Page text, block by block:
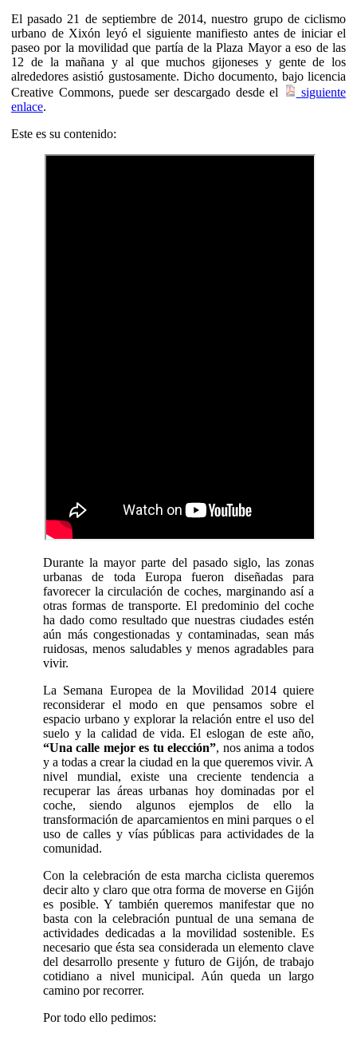
El pasado 21 de septiembre de 2014, nuestro grupo de ciclismo
urbano de Xixón leyó el siguiente manifiesto antes de iniciar el
paseo por la movilidad que partía de la Plaza Mayor a eso de las
12 de la mañana y al que muchos gijoneses y gente de los
alrededores asistió gustosamente. Dicho documento, bajo licencia
Creative Commons, puede ser descargado desde el
siguiente
enlace.
Este es su contenido:
Durante la mayor parte del pasado siglo, las zonas
urbanas de toda Europa fueron diseñadas para
favorecer la circulación de coches, marginando así a
otras formas de transporte. El predominio del coche
ha dado como resultado que nuestras ciudades estén
aún más congestionadas y contaminadas, sean más
ruidosas, menos saludables y menos agradables para
vivir.
La Semana Europea de la Movilidad 2014 quiere
reconsiderar el modo en que pensamos sobre el
espacio urbano y explorar la relación entre el uso del
suelo y la calidad de vida. El eslogan de este año,
“Una calle mejor es tu elección”, nos anima a todos
y a todas a crear la ciudad en la que queremos vivir. A
nivel mundial, existe una creciente tendencia a
recuperar las áreas urbanas hoy dominadas por el
coche, siendo algunos ejemplos de ello la
transformación de aparcamientos en mini parques o el
uso de calles y vías públicas para actividades de la
comunidad.
Con la celebración de esta marcha ciclista queremos
decir alto y claro que otra forma de moverse en Gijón
es posible. Y también queremos manifestar que no
basta con la celebración puntual de una semana de
actividades dedicadas a la movilidad sostenible. Es
necesario que ésta sea considerada un elemento clave
del desarrollo presente y futuro de Gijón, de trabajo
cotidiano a nivel municipal. Aún queda un largo
camino por recorrer.
Por todo ello pedimos: